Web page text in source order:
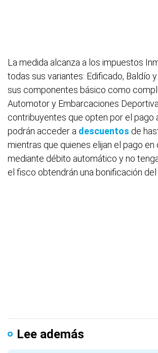
La medida alcanza a los impuestos
todas sus variantes: Edificado, Baldío
sus componentes básico como
Automotor y Embarcaciones
contribuyentes que opten por el pago
podrán acceder a descuentos de
mientras que quienes elijan el pago en
mediante débito automático y no
el fisco obtendrán una bonificación del
Lee además